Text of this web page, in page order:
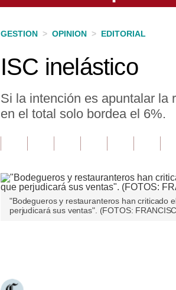
GESTION > OPINION > EDITORIAL
ISC inelástico
Si la intención es apuntalar la
en el total solo bordea el 6%.
"Bodegueros y restauranteros han criticado
perjudicará sus ventas". (FOTOS: